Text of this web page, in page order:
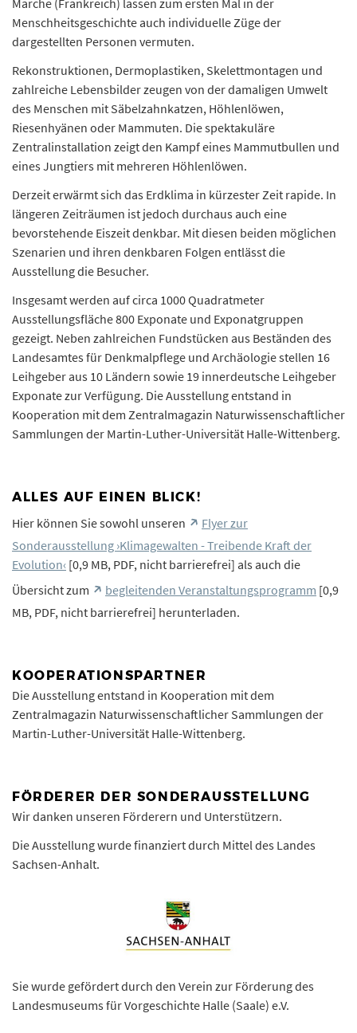
Menschheitsgeschichte auch individuelle Züge der
dargestellten Personen vermuten.
Rekonstruktionen, Dermoplastiken, Skelettmontagen und
zahlreiche Lebensbilder zeugen von der damaligen Umwelt
des Menschen mit Säbelzahnkatzen, Höhlenlöwen,
Riesenhyänen oder Mammuten. Die spektakuläre
Zentralinstallation zeigt den Kampf eines Mammutbullen und
eines Jungtiers mit mehreren Höhlenlöwen.
Derzeit erwärmt sich das Erdklima in kürzester Zeit rapide. In
längeren Zeiträumen ist jedoch durchaus auch eine
bevorstehende Eiszeit denkbar. Mit diesen beiden möglichen
Szenarien und ihren denkbaren Folgen entlässt die
Ausstellung die Besucher.
Insgesamt werden auf circa 1000 Quadratmeter
Ausstellungsfläche 800 Exponate und Exponatgruppen
gezeigt. Neben zahlreichen Fundstücken aus Beständen des
Landesamtes für Denkmalpflege und Archäologie stellen 16
Leihgeber aus 10 Ländern sowie 19 innerdeutsche Leihgeber
Exponate zur Verfügung. Die Ausstellung entstand in
Kooperation mit dem Zentralmagazin Naturwissenschaftlicher
Sammlungen der Martin-Luther-Universität Halle-Wittenberg.
ALLES AUF EINEN BLICK!
Hier können Sie sowohl unseren
Flyer zur
Sonderausstellung ›Klimagewalten - Treibende Kraft der
Evolution‹ [0,9 MB, PDF, nicht barrierefrei] als auch die
Übersicht zum
begleitenden Veranstaltungsprogramm [0,9
MB, PDF, nicht barrierefrei] herunterladen.
KOOPERATIONSPARTNER
Die Ausstellung entstand in Kooperation mit dem
Zentralmagazin Naturwissenschaftlicher Sammlungen der
Martin-Luther-Universität Halle-Wittenberg.
FÖRDERER DER SONDERAUSSTELLUNG
Wir danken unseren Förderern und Unterstützern.
Die Ausstellung wurde finanziert durch Mittel des Landes
Sachsen-Anhalt.
Sie wurde gefördert durch den Verein zur Förderung des
Landesmuseums für Vorgeschichte Halle (Saale) e.V.